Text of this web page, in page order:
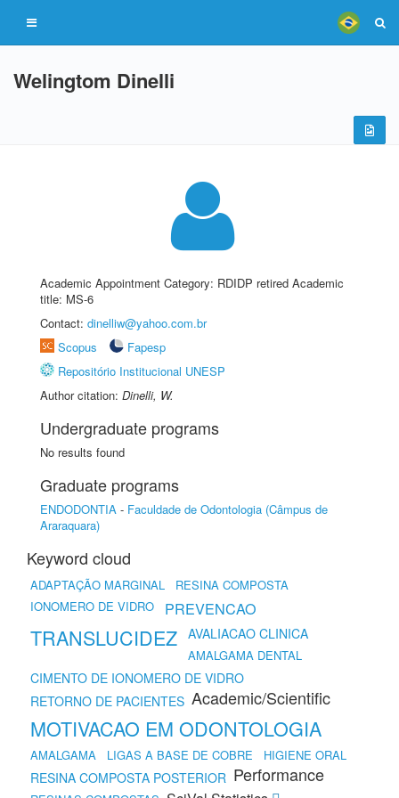
Welingtom Dinelli
Academic Appointment Category: RDIDP retired Academic
title: MS-6
Contact: dinelliw@yahoo.com.br
Scopus
Fapesp
Repositório Institucional UNESP
Author citation: Dinelli, W.
Undergraduate programs
No results found
Graduate programs
ENDODONTIA - Faculdade de Odontologia (Câmpus de
Araraquara)
Keyword cloud
ADAPTAÇÃO MARGINAL
RESINA COMPOSTA
IONOMERO DE VIDRO
PREVENCAO
TRANSLUCIDEZ AVALIACAO CLINICA
AMALGAMA DENTAL
CIMENTO DE IONOMERO DE VIDRO
RETORNO DE PACIENTES
MOTIVACAO EM ODONTOLOGIA
AMALGAMA LIGAS A BASE DE COBRE HIGIENE ORAL
RESINA COMPOSTA POSTERIOR
Academic/Scientific
Performance